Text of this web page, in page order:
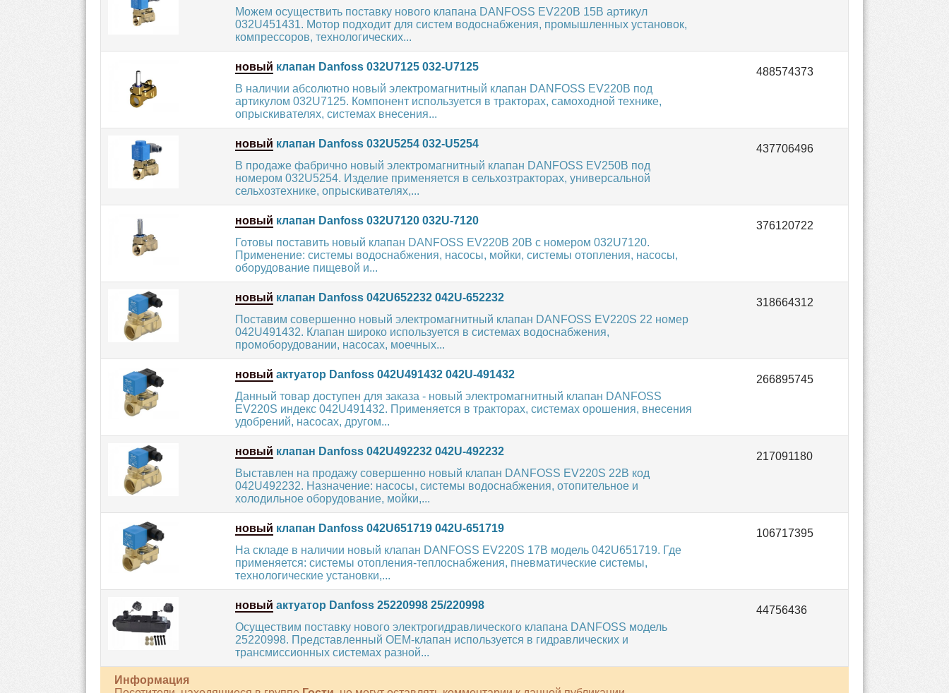
Можем осуществить поставку нового клапана DANFOSS EV220B 15B артикул
032U451431. Мотор подходит для систем водоснабжения, промышленных установок,
компрессоров, технологических...
новый клапан Danfoss 032U7125 032-U7125
В наличии абсолютно новый электромагнитный клапан DANFOSS EV220B под
артикулом 032U7125. Компонент используется в тракторах, самоходной технике,
опрыскивателях, системах внесения...
новый клапан Danfoss 032U5254 032-U5254
В продаже фабрично новый электромагнитный клапан DANFOSS EV250B под
номером 032U5254. Изделие применяется в сельхозтракторах, универсальной
сельхозтехнике, опрыскивателях,...
новый клапан Danfoss 032U7120 032U-7120
Готовы поставить новый клапан DANFOSS EV220B 20B с номером 032U7120.
Применение: системы водоснабжения, насосы, мойки, системы отопления, насосы,
оборудование пищевой и...
новый клапан Danfoss 042U652232 042U-652232
Поставим совершенно новый электромагнитный клапан DANFOSS EV220S 22 номер
042U491432. Клапан широко используется в системах водоснабжения,
промоборудовании, насосах, моечных...
новый актуатор Danfoss 042U491432 042U-491432
Данный товар доступен для заказа - новый электромагнитный клапан DANFOSS
EV220S индекс 042U491432. Применяется в тракторах, системах орошения, внесения
удобрений, насосах, другом...
новый клапан Danfoss 042U492232 042U-492232
Выставлен на продажу совершенно новый клапан DANFOSS EV220S 22B код
042U492232. Назначение: насосы, системы водоснабжения, отопительное и
холодильное оборудование, мойки,...
новый клапан Danfoss 042U651719 042U-651719
На складе в наличии новый клапан DANFOSS EV220S 17B модель 042U651719. Где
применяется: системы отопления-теплоснабжения, пневматические системы,
технологические установки,...
новый актуатор Danfoss 25220998 25/220998
Осуществим поставку нового электрогидравлического клапана DANFOSS модель
25220998. Представленный OEM-клапан используется в гидравлических и
трансмиссионных системах разной...
Информация